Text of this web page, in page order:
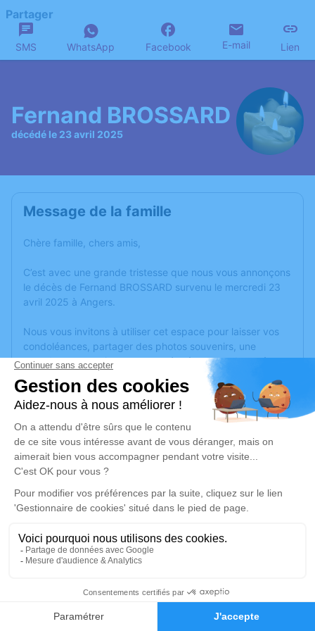
Faire-part Hommages
Partager
SMS WhatsApp Facebook E-mail Lien
Fernand BROSSARD
décédé le 23 avril 2025
Message de la famille
Chère famille, chers amis,
C’est avec une grande tristesse que nous vous annonçons
le décès de Fernand BROSSARD survenu le mercredi 23
avril 2025 à Angers.
Nous vous invitons à utiliser cet espace pour laisser vos
condoléances, partager des photos souvenirs, une
anecdote ou exprimer vos pensées à travers des poèmes
ou des textes. Cet endroit est un lieu d'expression dédié à
honorer la mémoire de Fernand BROSSARD.
Je rends hommage
Cérémonie
lundi 28 avril 2025 à 10h00
Eglise Sainte-Thérèse d'Angers
Déroulé des obsèques